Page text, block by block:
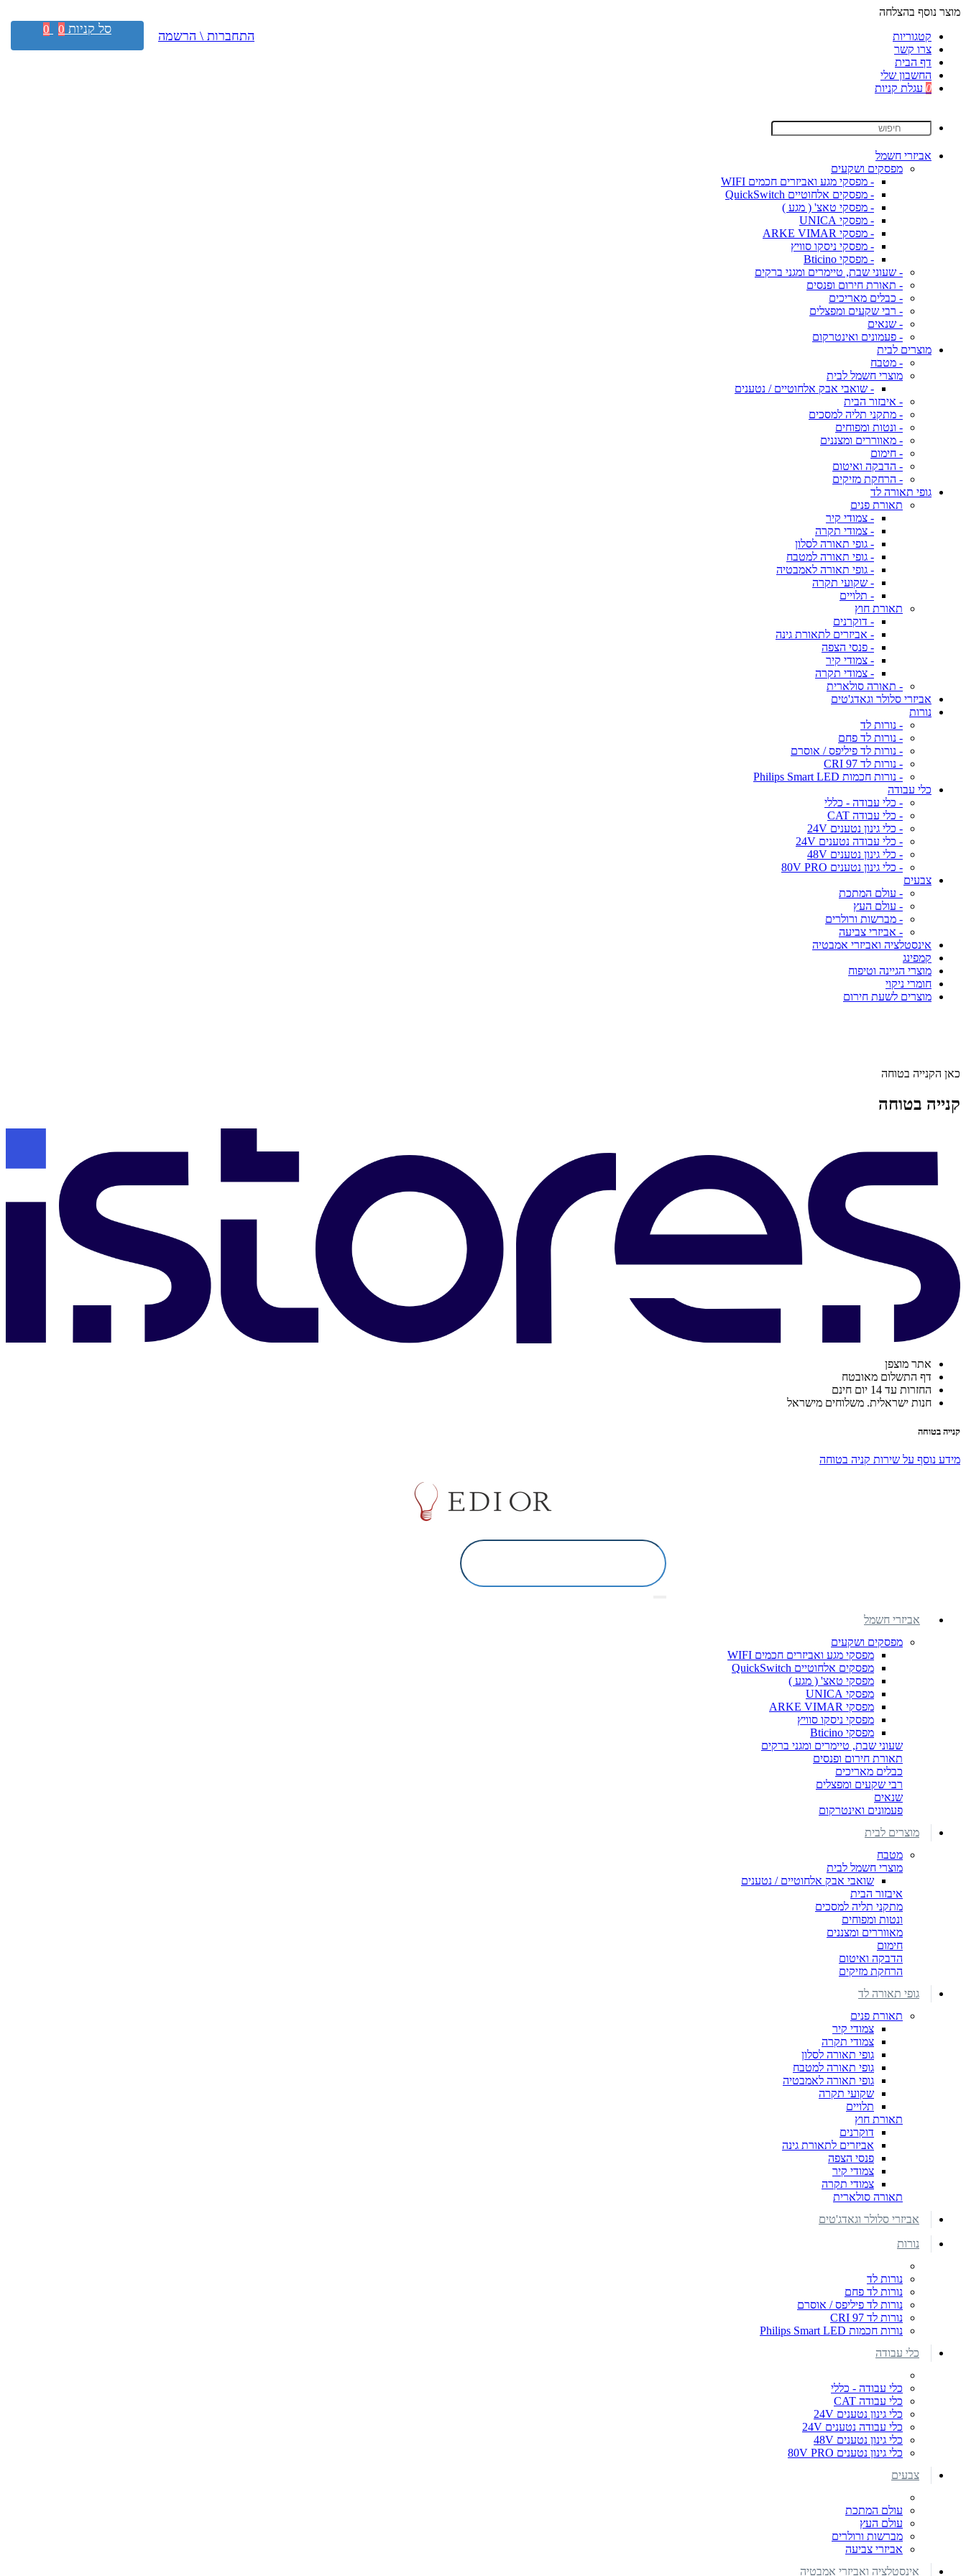
מוצר נוסף בהצלחה
קטגוריות
צרו קשר
דף הבית
החשבון שלי
0 עגלת קניות
אביזרי חשמל
מפסקים ושקעים
- מפסקי מגע ואביזרים חכמים WIFI
- מפסקים אלחוטיים QuickSwitch
- מפסקי טאצ' ( מגע )
- מפסקי UNICA
- מפסקי ARKE VIMAR
- מפסקי ניסקו סוויץ
- מפסקי Bticino
- שעוני שבת, טיימרים ומגני ברקים
- תאורת חירום ופנסים
- כבלים מאריכים
- רבי שקעים ומפצלים
- שנאים
- פעמונים ואינטרקום
מוצרים לבית
- מטבח
מוצרי חשמל לבית
- שואבי אבק אלחוטיים / נטענים
- איבזור הבית
- מתקני תליה למסכים
- ונטות ומפוחים
- מאווררים ומצננים
- חימום
- הדבקה ואיטום
- הרחקת מזיקים
גופי תאורה לד
תאורת פנים
- צמודי קיר
- צמודי תקרה
- גופי תאורה לסלון
- גופי תאורה למטבח
- גופי תאורה לאמבטיה
- שקועי תקרה
- תלויים
תאורת חוץ
- דוקרנים
- אביזרים לתאורת גינה
- פנסי הצפה
- צמודי קיר
- צמודי תקרה
- תאורה סולארית
אביזרי סלולר וגאדג'טים
נורות
- נורות לד
- נורות לד פחם
- נורות לד פיליפס / אוסרם
- נורות לד CRI 97
- נורות חכמות Philips Smart LED
כלי עבודה
- כלי עבודה - כללי
- כלי עבודה CAT
- כלי גינון נטענים 24V
- כלי עבודה נטענים 24V
- כלי גינון נטענים 48V
- כלי גינון נטענים 80V PRO
צבעים
- עולם המתכת
- עולם העץ
- מברשות ורולרים
- אביזרי צביעה
אינסטלציה ואביזרי אמבטיה
קמפינג
מוצרי הגיינה וטיפוח
חומרי ניקוי
מוצרים לשעת חירום
כאן הקנייה בטוחה
קנייה בטוחה
אתר מוצפן
דף התשלום מאובטח
החזרות עד 14 יום חינם
חנות ישראלית. משלוחים מישראל
קנייה בטוחה
מידע נוסף על שירות קניה בטוחה
התחברות \ הרשמה סל קניות 0
0
אביזרי חשמל
מפסקים ושקעים
מפסקי מגע ואביזרים חכמים WIFI
מפסקים אלחוטיים QuickSwitch
מפסקי טאצ' ( מגע )
מפסקי UNICA
מפסקי ARKE VIMAR
מפסקי ניסקו סוויץ
מפסקי Bticino
שעוני שבת, טיימרים ומגני ברקים
תאורת חירום ופנסים
כבלים מאריכים
רבי שקעים ומפצלים
שנאים
פעמונים ואינטרקום
מוצרים לבית
מטבח
מוצרי חשמל לבית
שואבי אבק אלחוטיים / נטענים
איבזור הבית
מתקני תליה למסכים
ונטות ומפוחים
מאווררים ומצננים
חימום
הדבקה ואיטום
הרחקת מזיקים
גופי תאורה לד
תאורת פנים
צמודי קיר
צמודי תקרה
גופי תאורה לסלון
גופי תאורה למטבח
גופי תאורה לאמבטיה
שקועי תקרה
תלויים
תאורת חוץ
דוקרנים
אביזרים לתאורת גינה
פנסי הצפה
צמודי קיר
צמודי תקרה
תאורה סולארית
אביזרי סלולר וגאדג'טים
נורות
נורות לד
נורות לד פחם
נורות לד פיליפס / אוסרם
נורות לד CRI 97
נורות חכמות Philips Smart LED
כלי עבודה
כלי עבודה - כללי
כלי עבודה CAT
כלי גינון נטענים 24V
כלי עבודה נטענים 24V
כלי גינון נטענים 48V
כלי גינון נטענים 80V PRO
צבעים
עולם המתכת
עולם העץ
מברשות ורולרים
אביזרי צביעה
אינסטלציה ואביזרי אמבטיה